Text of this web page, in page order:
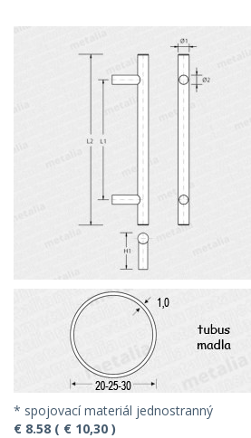
* spojovací materiál jednostranný
€ 8.58 ( € 10,30 )